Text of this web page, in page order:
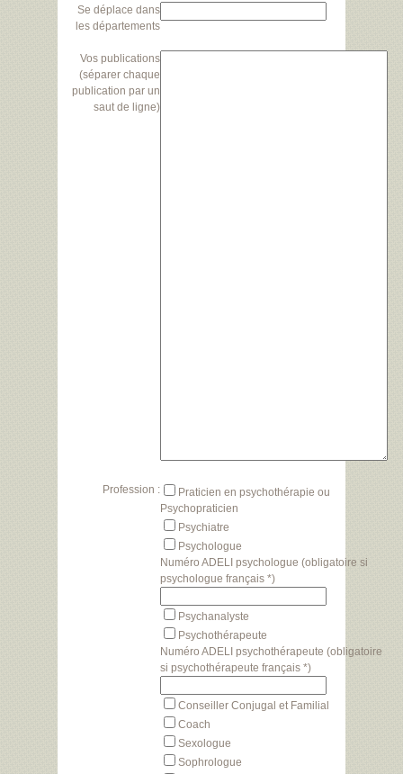
Se déplace dans
les départements
Vos publications
(séparer chaque
publication par un
saut de ligne)
Profession :
Praticien en psychothérapie ou
Psychopraticien
Psychiatre
Psychologue
Numéro ADELI psychologue (obligatoire si
psychologue français *)
Psychanalyste
Psychothérapeute
Numéro ADELI psychothérapeute (obligatoire
si psychothérapeute français *)
Conseiller Conjugal et Familial
Coach
Sexologue
Sophrologue